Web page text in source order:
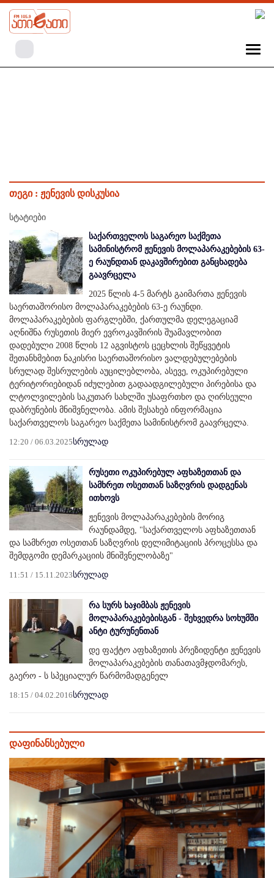
თეგი : ჟენევის დისკუსია
სტატიები
საქართველოს საგარეო საქმეთა
სამინისტრომ ჟენევის მოლაპარაკებების 63-
ე რაუნდთან დაკავშირებით განცხადება
გაავრცელა
2025 წლის 4-5 მარტს გაიმართა ჟენევის
საერთაშორისო მოლაპარაკებების 63-ე რაუნდი.
მოლაპარაკებების ფარგლებში, ქართულმა დელეგაციამ
აღნიშნა რუსეთის მიერ ევროკავშირის შუამავლობით
დადებული 2008 წლის 12 აგვისტოს ცეცხლის შეწყვეტის
შეთანხმებით ნაკისრი საერთაშორისო ვალდებულებების
სრულად შესრულების აუცილებლობა, ასევე, ოკუპირებული
ტერიტორიებიდან იძულებით გადაადგილებული პირებისა და
ლტოლვილების საკუთარ სახლში უსაფრთხო და ღირსეული
დაბრუნების მნიშვნელობა. ამის შესახებ ინფორმაცია
საქართველოს საგარეო საქმეთა სამინისტრომ გაავრცელა.
12:20 / 06.03.2025სრულად
რუსეთი ოკუპირებულ აფხაზეთთან და
სამხრეთ ოსეთთან საზღვრის დადგენას
ითხოვს
ჟენევის მოლაპარაკებების მორიგ
რაუნდამდე, "საქართველოს აფხაზეთთან
და სამხრეთ ოსეთთან საზღვრის დელიმიტაციის პროცესსა და
შემდგომი დემარკაციის მნიშვნელობაზე"
11:51 / 15.11.2023სრულად
რა სურს ხაჯიმბას ჟენევის
მოლაპარაკებებისგან - შეხვედრა სოხუმში
ანტი ტურუნენთან
დე ფაქტო აფხაზეთის პრეზიდენტი ჟენევის
მოლაპარაკებების თანათავმჯდომარეს,
გაერო - ს სპეციალურ წარმომადგენელ
18:15 / 04.02.2016სრულად
დაფინანსებული